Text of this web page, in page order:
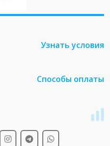
Узнать условия
Способы оплаты